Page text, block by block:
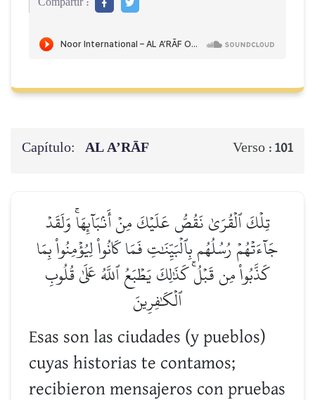
Compartir :
Capítulo: AL A’RĀF Verso : 101
تِلۡكَ ٱلۡقُرَىٰ نَقُصُّ عَلَيۡكَ مِنۡ أَنۢبَآئِهَاۚ وَلَقَدۡ
جَآءَتۡهُمۡ رُسُلُهُم بِٱلۡبَيِّنَٰتِ فَمَا كَانُواْ لِيُؤۡمِنُواْ بِمَا
كَذَّبُواْ مِن قَبۡلُۚ كَذَٰلِكَ يَطۡبَعُ ٱللَّهُ عَلَىٰ قُلُوبِ
ٱلۡكَٰفِرِينَ
Esas son las ciudades (y pueblos)
cuyas historias te contamos;
recibieron mensajeros con pruebas